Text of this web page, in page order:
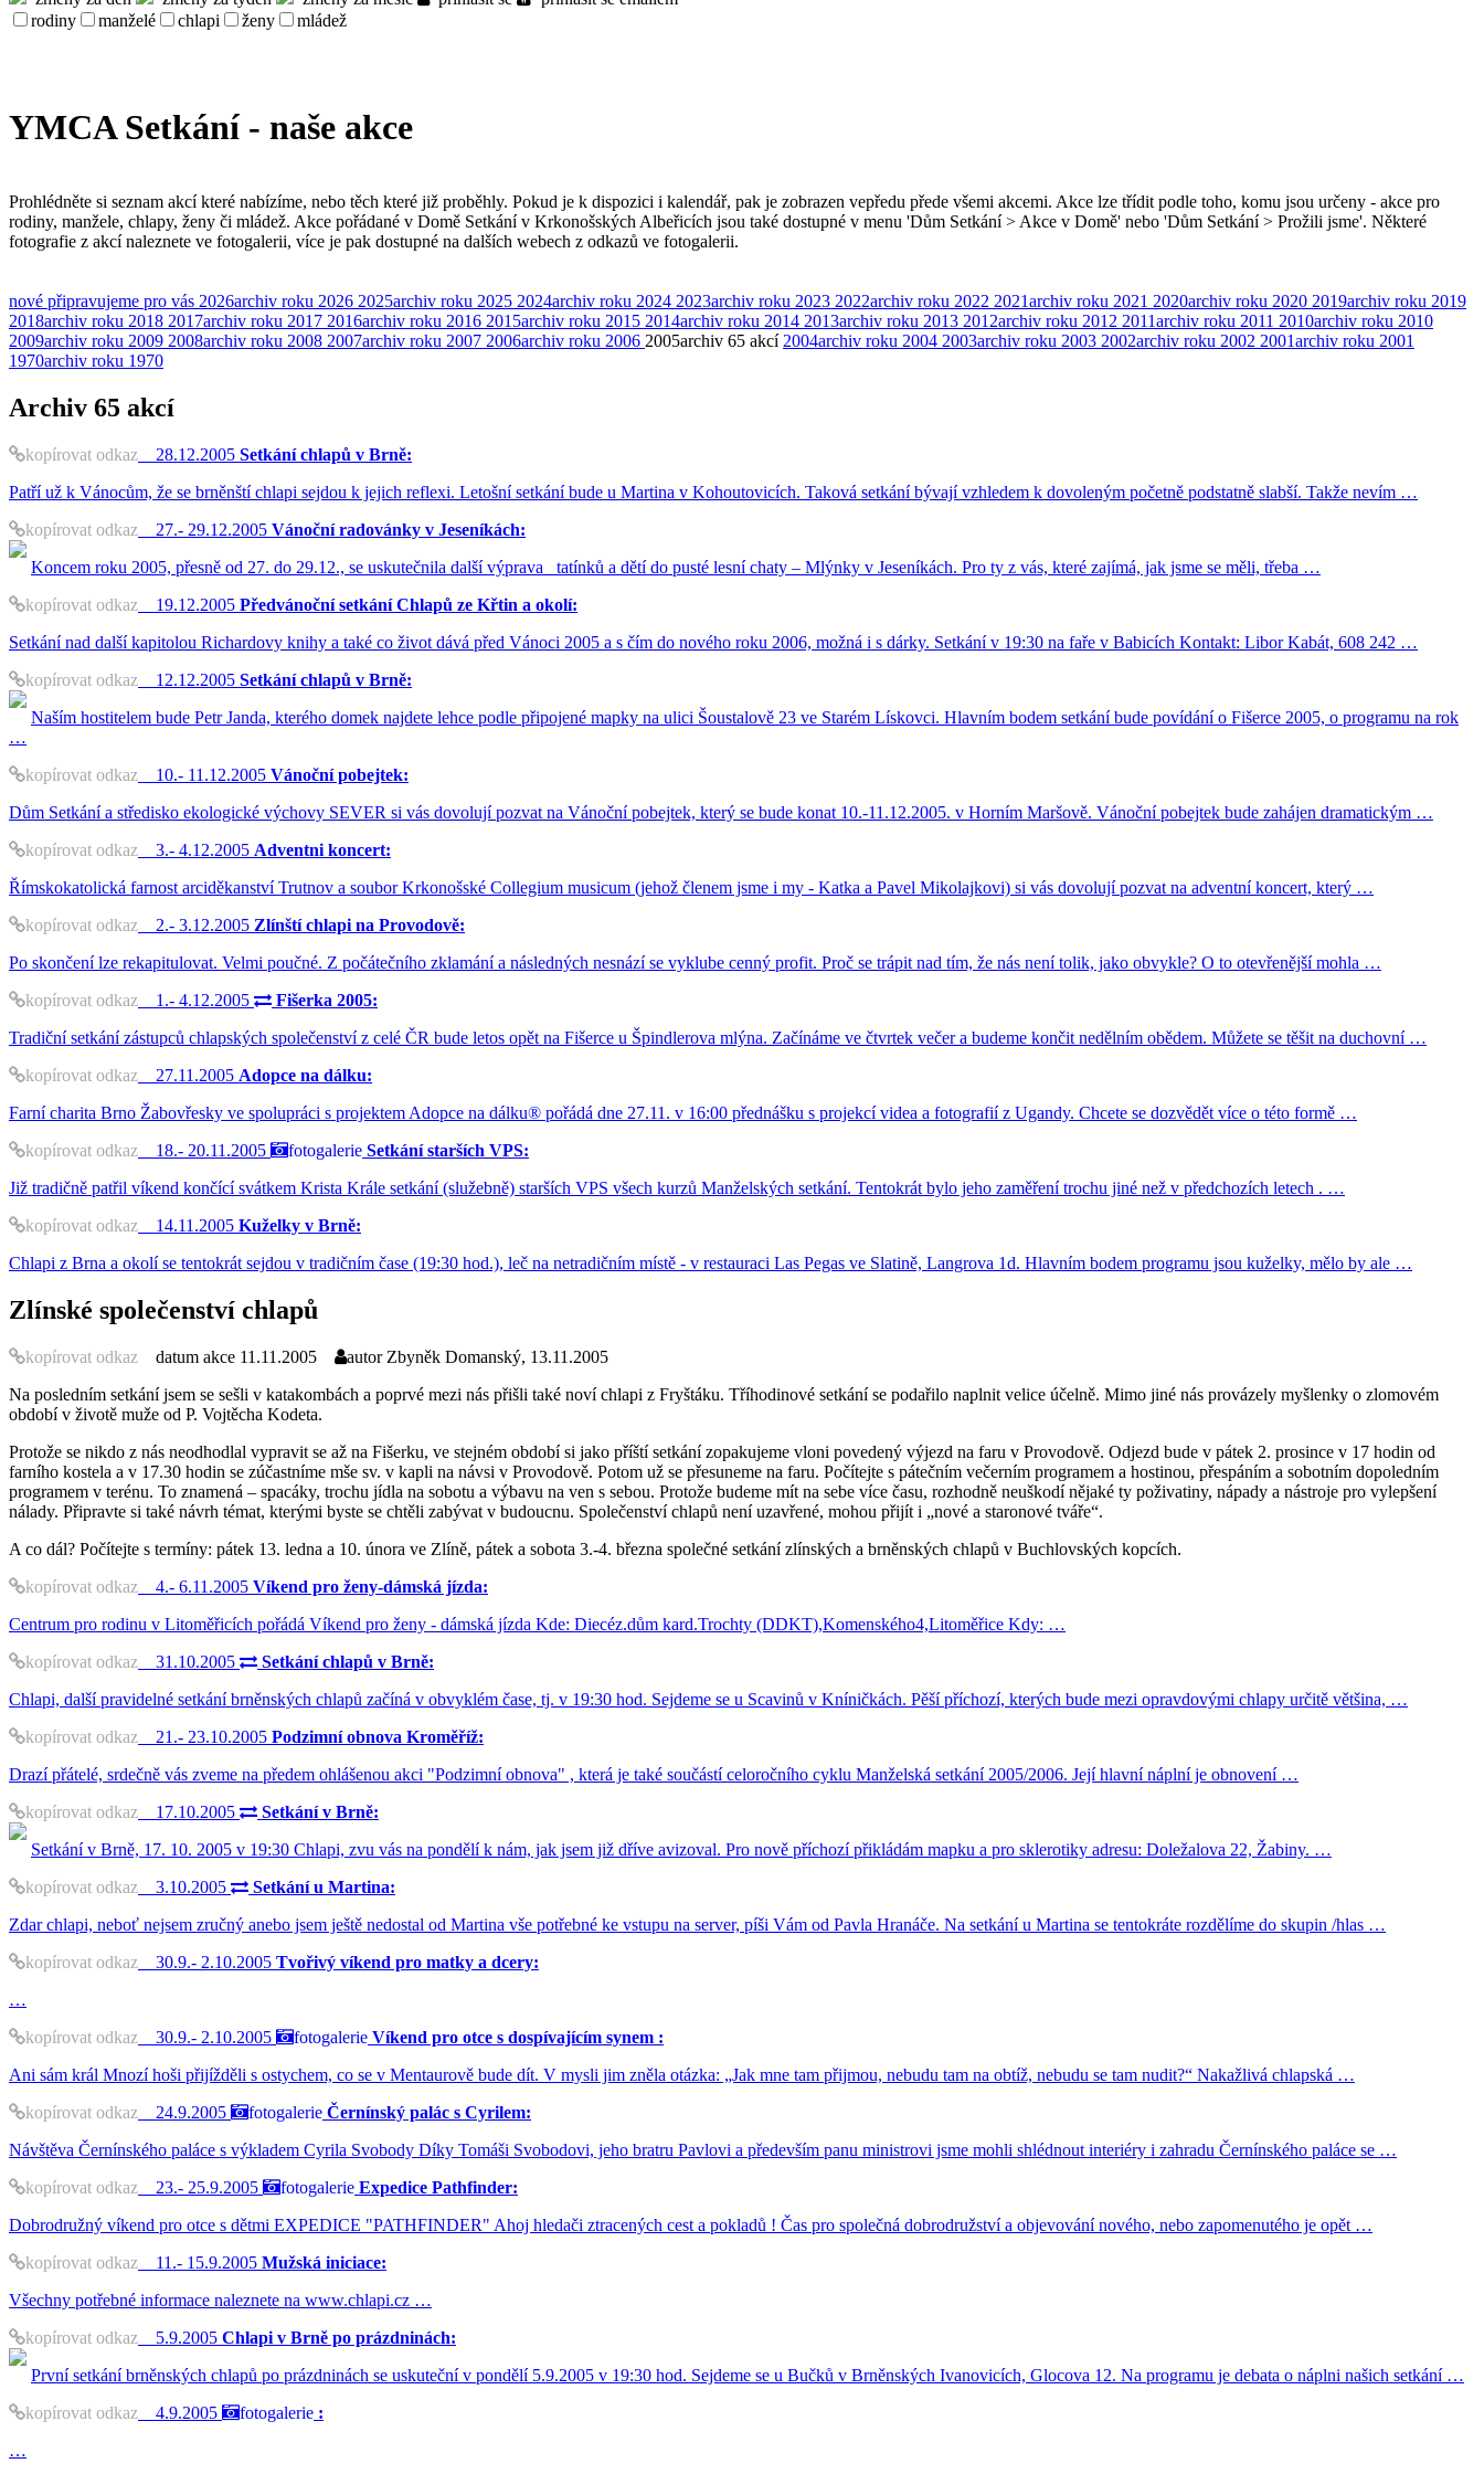
rodiny
manželé chlapi ženy mládež
YMCA Setkání - naše akce
Prohlédněte si seznam akcí které nabízíme, nebo těch které již proběhly. Pokud je k dispozici i kalendář, pak je zobrazen vepředu přede všemi akcemi. Akce lze třídit podle toho, komu jsou určeny - akce pro
rodiny, manžele, chlapy, ženy či mládež. Akce pořádané v Domě Setkání v Krkonošských Albeřicích jsou také dostupné v menu 'Dům Setkání > Akce v Domě' nebo 'Dům Setkání > Prožili jsme'. Některé
fotografie z akcí naleznete ve fotogalerii, více je pak dostupné na dalších webech z odkazů ve fotogalerii.
nové připravujeme pro vás 2026archiv roku 2026 2025archiv roku 2025 2024archiv roku 2024 2023archiv roku 2023 2022archiv roku 2022 2021archiv roku 2021 2020archiv roku 2020 2019archiv roku 2019
2018archiv roku 2018 2017archiv roku 2017 2016archiv roku 2016 2015archiv roku 2015 2014archiv roku 2014 2013archiv roku 2013 2012archiv roku 2012 2011archiv roku 2011 2010archiv roku 2010
2009archiv roku 2009 2008archiv roku 2008 2007archiv roku 2007 2006archiv roku 2006 2005archiv 65 akcí 2004archiv roku 2004 2003archiv roku 2003 2002archiv roku 2002 2001archiv roku 2001
1970archiv roku 1970
Archiv 65 akcí
kopírovat odkaz 28.12.2005 Setkání chlapů v Brně:
Patří už k Vánocům, že se brněnští chlapi sejdou k jejich reflexi. Letošní setkání bude u Martina v Kohoutovicích. Taková setkání bývají vzhledem k dovoleným početně podstatně slabší. Takže nevím …
kopírovat odkaz 27.- 29.12.2005 Vánoční radovánky v Jeseníkách:
Koncem roku 2005, přesně od 27. do 29.12., se uskutečnila další výprava tatínků a dětí do pusté lesní chaty – Mlýnky v Jeseníkách. Pro ty z vás, které zajímá, jak jsme se měli, třeba …
kopírovat odkaz 19.12.2005 Předvánoční setkání Chlapů ze Křtin a okolí:
Setkání nad další kapitolou Richardovy knihy a také co život dává před Vánoci 2005 a s čím do nového roku 2006, možná i s dárky. Setkání v 19:30 na faře v Babicích Kontakt: Libor Kabát, 608 242 …
kopírovat odkaz 12.12.2005 Setkání chlapů v Brně:
Naším hostitelem bude Petr Janda, kterého domek najdete lehce podle připojené mapky na ulici Šoustalově 23 ve Starém Lískovci. Hlavním bodem setkání bude povídání o Fišerce 2005, o programu na rok
…
kopírovat odkaz 10.- 11.12.2005 Vánoční pobejtek:
Dům Setkání a středisko ekologické výchovy SEVER si vás dovolují pozvat na Vánoční pobejtek, který se bude konat 10.-11.12.2005. v Horním Maršově. Vánoční pobejtek bude zahájen dramatickým …
kopírovat odkaz 3.- 4.12.2005 Adventni koncert:
Římskokatolická farnost arciděkanství Trutnov a soubor Krkonošské Collegium musicum (jehož členem jsme i my - Katka a Pavel Mikolajkovi) si vás dovolují pozvat na adventní koncert, který …
kopírovat odkaz 2.- 3.12.2005 Zlínští chlapi na Provodově:
Po skončení lze rekapitulovat. Velmi poučné. Z počátečního zklamání a následných nesnází se vyklube cenný profit. Proč se trápit nad tím, že nás není tolik, jako obvykle? O to otevřenější mohla …
kopírovat odkaz 1.- 4.12.2005
Fišerka 2005:
Tradiční setkání zástupců chlapských společenství z celé ČR bude letos opět na Fišerce u Špindlerova mlýna. Začínáme ve čtvrtek večer a budeme končit nedělním obědem. Můžete se těšit na duchovní …
kopírovat odkaz 27.11.2005 Adopce na dálku:
Farní charita Brno Žabovřesky ve spolupráci s projektem Adopce na dálku® pořádá dne 27.11. v 16:00 přednášku s projekcí videa a fotografií z Ugandy. Chcete se dozvědět více o této formě …
kopírovat odkaz 18.- 20.11.2005 fotogalerie Setkání starších VPS:
Již tradičně patřil víkend končící svátkem Krista Krále setkání (služebně) starších VPS všech kurzů Manželských setkání. Tentokrát bylo jeho zaměření trochu jiné než v předchozích letech . …
kopírovat odkaz 14.11.2005 Kuželky v Brně:
Chlapi z Brna a okolí se tentokrát sejdou v tradičním čase (19:30 hod.), leč na netradičním místě - v restauraci Las Pegas ve Slatině, Langrova 1d. Hlavním bodem programu jsou kuželky, mělo by ale …
Zlínské společenství chlapů
kopírovat odkaz datum akce 11.11.2005 autorZbyněk Domanský, 13.11.2005
Na posledním setkání jsem se sešli v katakombách a poprvé mezi nás přišli také noví chlapi z Fryštáku. Tříhodinové setkání se podařilo naplnit velice účelně. Mimo jiné nás provázely myšlenky o zlomovém
období v životě muže od P. Vojtěcha Kodeta.
Protože se nikdo z nás neodhodlal vypravit se až na Fišerku, ve stejném období si jako příští setkání zopakujeme vloni povedený výjezd na faru v Provodově. Odjezd bude v pátek 2. prosince v 17 hodin od
farního kostela a v 17.30 hodin se zúčastníme mše sv. v kapli na návsi v Provodově. Potom už se přesuneme na faru. Počítejte s pátečním večerním programem a hostinou, přespáním a sobotním dopoledním
programem v terénu. To znamená – spacáky, trochu jídla na sobotu a výbavu na ven s sebou. Protože budeme mít na sebe více času, rozhodně neuškodí nějaké ty poživatiny, nápady a nástroje pro vylepšení
nálady. Připravte si také návrh témat, kterými byste se chtěli zabývat v budoucnu. Společenství chlapů není uzavřené, mohou přijít i „nové a staronové tváře“.
A co dál? Počítejte s termíny: pátek 13. ledna a 10. února ve Zlíně, pátek a sobota 3.-4. března společné setkání zlínských a brněnských chlapů v Buchlovských kopcích.
kopírovat odkaz 4.- 6.11.2005 Víkend pro ženy-dámská jízda:
Centrum pro rodinu v Litoměřicích pořádá Víkend pro ženy - dámská jízda Kde: Diecéz.dům kard.Trochty (DDKT),Komenského4,Litoměřice Kdy: …
kopírovat odkaz 31.10.2005
Setkání chlapů v Brně:
Chlapi, další pravidelné setkání brněnských chlapů začíná v obvyklém čase, tj. v 19:30 hod. Sejdeme se u Scavinů v Kníničkách. Pěší příchozí, kterých bude mezi opravdovými chlapy určitě většina, …
kopírovat odkaz 21.- 23.10.2005 Podzimní obnova Kroměříž:
Drazí přátelé, srdečně vás zveme na předem ohlášenou akci "Podzimní obnova" , která je také součástí celoročního cyklu Manželská setkání 2005/2006. Její hlavní náplní je obnovení …
kopírovat odkaz 17.10.2005
Setkání v Brně:
Setkání v Brně, 17. 10. 2005 v 19:30 Chlapi, zvu vás na pondělí k nám, jak jsem již dříve avizoval. Pro nově příchozí přikládám mapku a pro sklerotiky adresu: Doležalova 22, Žabiny. …
kopírovat odkaz 3.10.2005
Setkání u Martina:
Zdar chlapi, neboť nejsem zručný anebo jsem ještě nedostal od Martina vše potřebné ke vstupu na server, píši Vám od Pavla Hranáče. Na setkání u Martina se tentokráte rozdělíme do skupin /hlas …
kopírovat odkaz 30.9.- 2.10.2005 Tvořivý víkend pro matky a dcery:
…
kopírovat odkaz 30.9.- 2.10.2005 fotogalerie Víkend pro otce s dospívajícím synem :
Ani sám král Mnozí hoši přijížděli s ostychem, co se v Mentaurově bude dít. V mysli jim zněla otázka: „Jak mne tam přijmou, nebudu tam na obtíž, nebudu se tam nudit?“ Nakažlivá chlapská …
kopírovat odkaz 24.9.2005 fotogalerie Černínský palác s Cyrilem:
Návštěva Černínského paláce s výkladem Cyrila Svobody Díky Tomáši Svobodovi, jeho bratru Pavlovi a především panu ministrovi jsme mohli shlédnout interiéry i zahradu Černínského paláce se …
kopírovat odkaz 23.- 25.9.2005 fotogalerie Expedice Pathfinder:
Dobrodružný víkend pro otce s dětmi EXPEDICE "PATHFINDER" Ahoj hledači ztracených cest a pokladů ! Čas pro společná dobrodružství a objevování nového, nebo zapomenutého je opět …
kopírovat odkaz 11.- 15.9.2005 Mužská iniciace:
Všechny potřebné informace naleznete na www.chlapi.cz …
kopírovat odkaz 5.9.2005 Chlapi v Brně po prázdninách:
První setkání brněnských chlapů po prázdninách se uskuteční v pondělí 5.9.2005 v 19:30 hod. Sejdeme se u Bučků v Brněnských Ivanovicích, Glocova 12. Na programu je debata o náplni našich setkání …
kopírovat odkaz 4.9.2005 fotogalerie :
…